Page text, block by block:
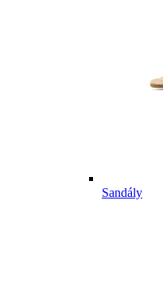
Sandály